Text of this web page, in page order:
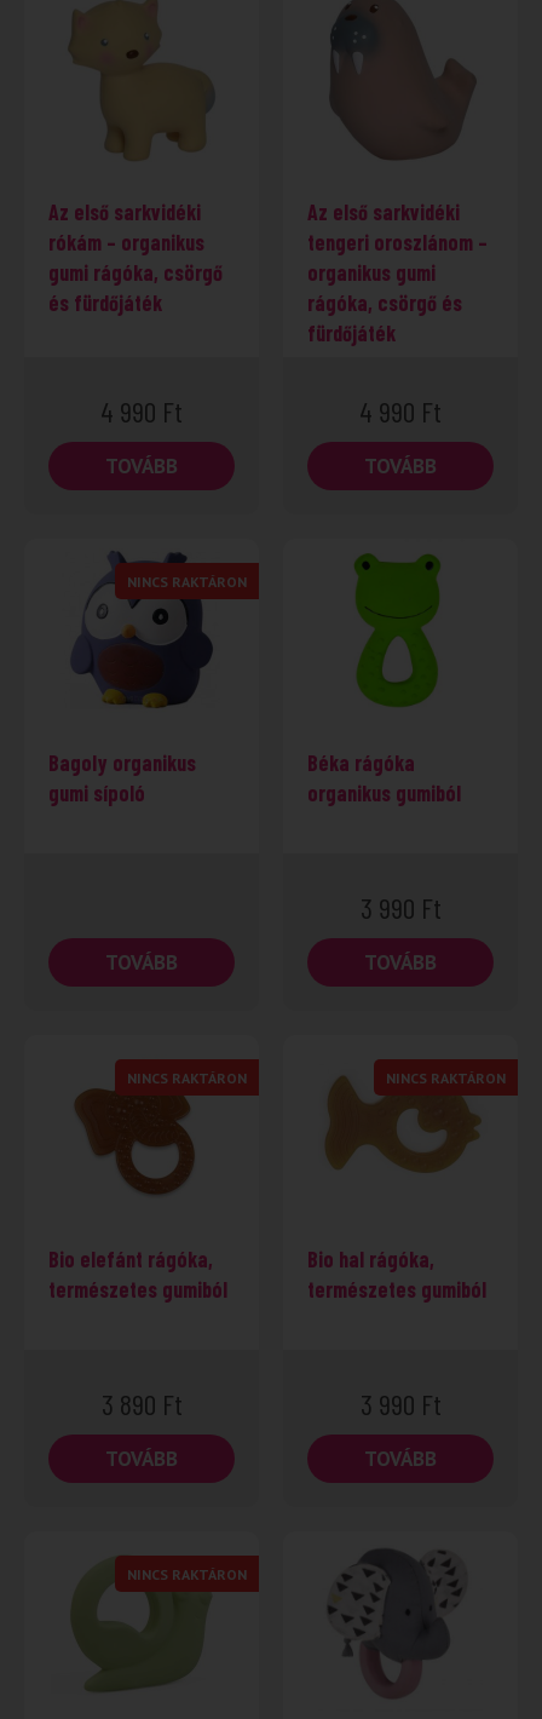
Az első sarkvidéki
rókám – organikus
gumi rágóka, csörgő
és fürdőjáték
4 990 Ft
TOVÁBB
Az első sarkvidéki
tengeri oroszlánom –
organikus gumi
rágóka, csörgő és
fürdőjáték
4 990 Ft
TOVÁBB
NINCS RAKTÁRON
Bagoly organikus
gumi sípoló
TOVÁBB
Béka rágóka
organikus gumiból
3 990 Ft
TOVÁBB
NINCS RAKTÁRON
Bio elefánt rágóka,
természetes gumiból
3 890 Ft
TOVÁBB
NINCS RAKTÁRON
Bio hal rágóka,
természetes gumiból
3 990 Ft
TOVÁBB
NINCS RAKTÁRON